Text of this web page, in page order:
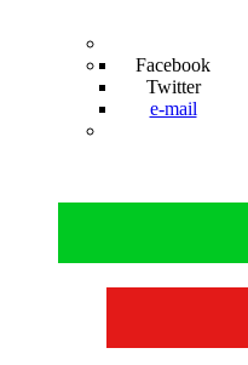
Facebook
Twitter
e-mail